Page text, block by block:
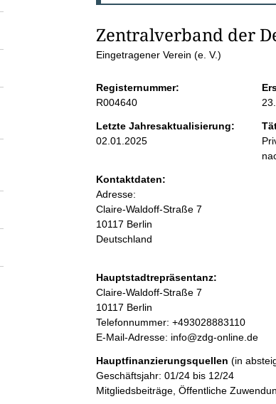
e
n
i
h
a
l
t
Zentralverband der
Eingetragener Verein (e. V.)
Registernummer:
R004640
Letzte Jahresaktualisierung:
02.01.2025
Kontaktdaten:
Adresse:
Claire-Waldoff-Straße 7
10117 Berlin
Deutschland
Hauptstadtrepräsentanz:
A
d
r
e
s
e
Claire-Waldoff-Straße 7
10117 Berlin
K
o
t
a
k
Telefonnummer: +493028883110
E-Mail-Adresse: info@zdg-online.de
Hauptfinanzierungsquellen (in
Geschäftsjahr: 01/24 bis 12/24
Mitgliedsbeiträge, Öffentliche